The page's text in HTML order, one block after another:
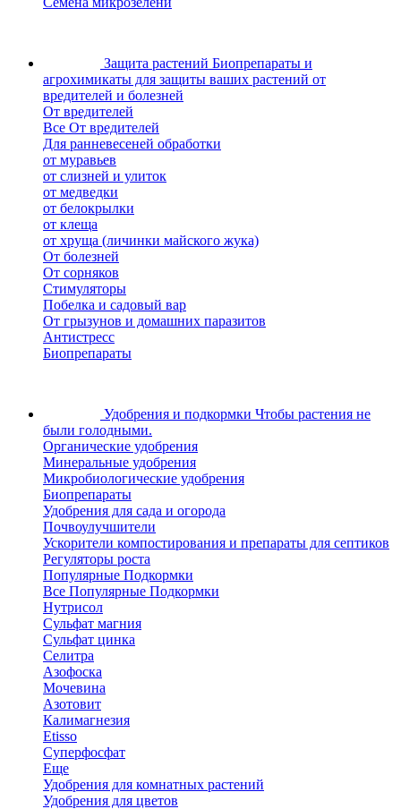
Защита растений Биопрепараты и
агрохимикаты для защиты ваших растений от
вредителей и болезней
От вредителей
Все От вредителей
Для ранневесеней обработки
от муравьев
от слизней и улиток
от медведки
от белокрылки
от клеща
от хруща (личинки майского жука)
От болезней
От сорняков
Стимуляторы
Побелка и садовый вар
От грызунов и домашних паразитов
Антистресс
Биопрепараты
Удобрения и подкормки Чтобы растения не
были голодными.
Органические удобрения
Минеральные удобрения
Микробиологические удобрения
Биопрепараты
Удобрения для сада и огорода
Почвоулучшители
Ускорители компостирования и препараты для септиков
Регуляторы роста
Популярные Подкормки
Все Популярные Подкормки
Нутрисол
Сульфат магния
Сульфат цинка
Селитра
Азофоска
Мочевина
Азотовит
Калимагнезия
Etisso
Суперфосфат
Еще
Удобрения для комнатных растений
Удобрения для цветов